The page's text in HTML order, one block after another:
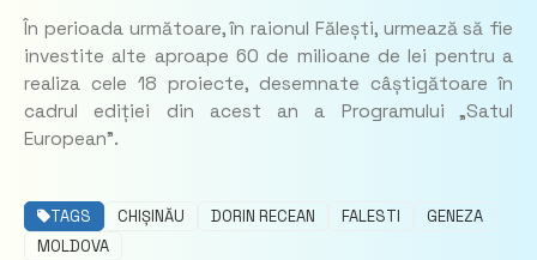
În perioada următoare, în raionul Fălești, urmează să fie
investite alte aproape 60 de milioane de lei pentru a
realiza cele 18 proiecte, desemnate câștigătoare în
cadrul ediției din acest an a Programului „Satul
European”.
TAGS CHIȘINĂU DORIN RECEAN FALESTI
GENEZA
MOLDOVA